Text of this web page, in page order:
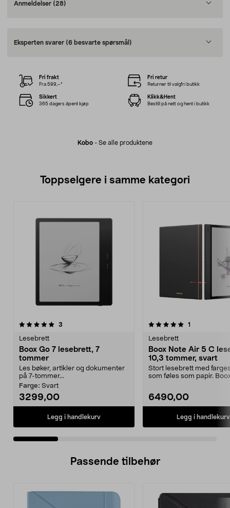
Anmeldelser (28)
Eksperten svarer (6 besvarte spørsmål)
Kobo - Se alle produktene
Fri frakt
Fra 599,–*
Fri retur
Returner til valgfri butikk
Sikkert
365 dagers åpent kjøp
Klikk&Hent
Bestill på nett og hent i butikk
Toppselgere i samme kategori
3
Lesebrett
Boox Go 7 lesebrett, 7
tommer
Les bøker, artikler og dokumenter
på 7-tommer...
Farge: Svart
3299,00
Legg i handlekurv
5.0 av 5 stjerner 1
Lesebrett
Boox Note Air 5 C
10,3 tommer, svart
Stort lesebrett med
som føles som papir.
6490,00
Legg i handlekurv
0.0 av 5 stjerner
Passende tilbehør